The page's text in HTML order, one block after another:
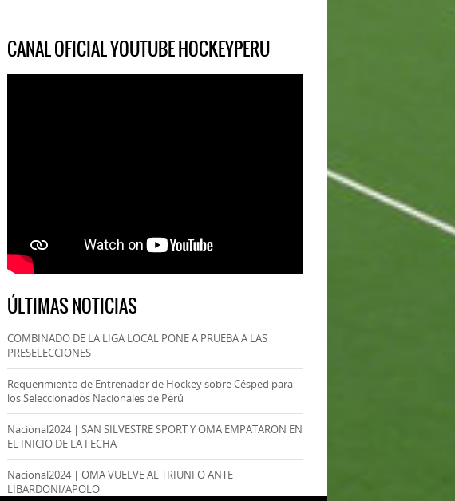
CANAL OFICIAL YOUTUBE HOCKEYPERU
ÚLTIMAS NOTICIAS
COMBINADO DE LA LIGA LOCAL PONE A PRUEBA A LAS
PRESELECCIONES
Requerimiento de Entrenador de Hockey sobre Césped para
los Seleccionados Nacionales de Perú
Nacional2024 | SAN SILVESTRE SPORT Y OMA EMPATARON EN
EL INICIO DE LA FECHA
Nacional2024 | OMA VUELVE AL TRIUNFO ANTE
LIBARDONI/APOLO